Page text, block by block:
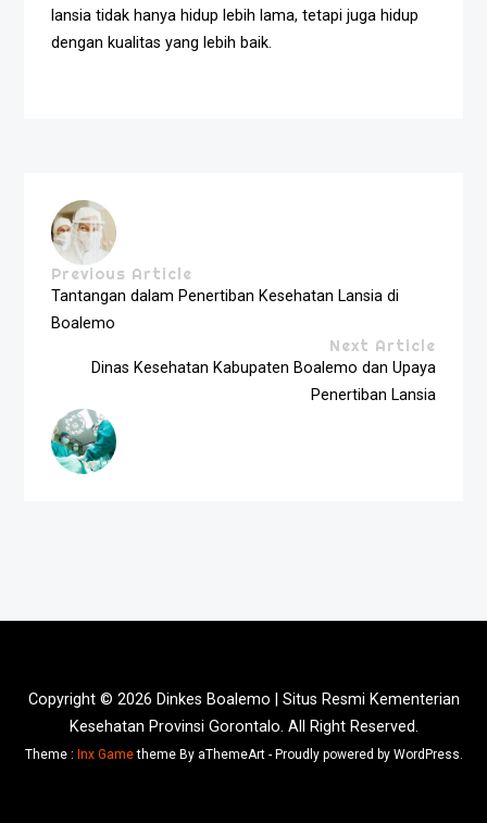
lansia tidak hanya hidup lebih lama, tetapi juga hidup
dengan kualitas yang lebih baik.
Previous Article
Tantangan dalam Penertiban Kesehatan Lansia di
Boalemo
Next Article
Dinas Kesehatan Kabupaten Boalemo dan Upaya
Penertiban Lansia
Copyright © 2026 Dinkes Boalemo | Situs Resmi Kementerian
Kesehatan Provinsi Gorontalo. All Right Reserved.
Theme : Inx Gametheme By aThemeArt - Proudly powered by WordPress.